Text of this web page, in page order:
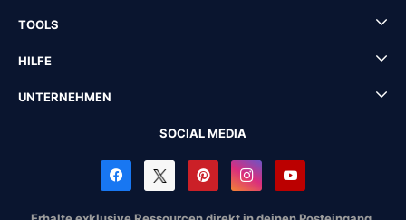
TOOLS
HILFE
UNTERNEHMEN
SOCIAL MEDIA